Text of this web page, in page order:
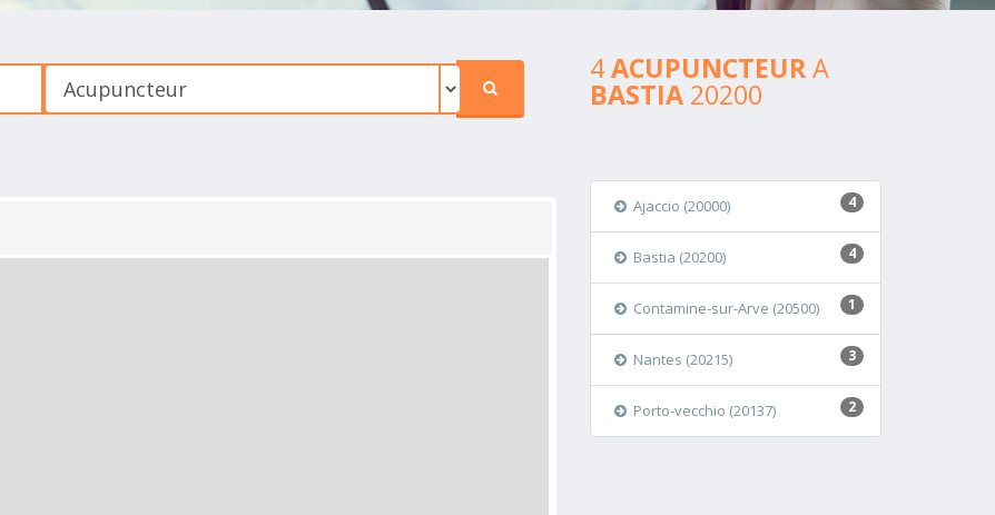
4ACUPUNCTEURA
BASTIA 20200
4
Ajaccio (20000)
4
Bastia (20200)
1
Contamine-sur-Arve (20500)
3
Nantes (20215)
2
Porto-vecchio (20137)